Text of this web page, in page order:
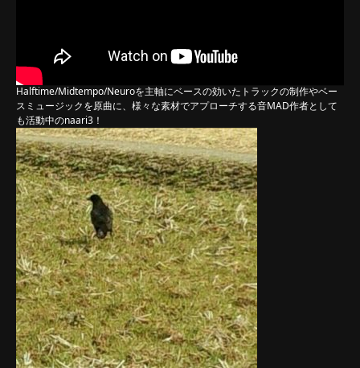
Halftime/Midtempo/Neuroを主軸にベースの効いたトラックの制作やベー
スミュージックを原曲に、様々な素材でアプローチする音MAD作者として
も活動中のnaari3！